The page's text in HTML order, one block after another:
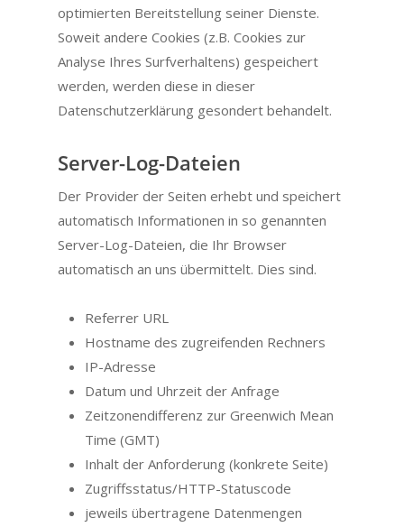
optimierten Bereitstellung seiner Dienste.
Soweit andere Cookies (z.B. Cookies zur
Analyse Ihres Surfverhaltens) gespeichert
werden, werden diese in dieser
Datenschutzerklärung gesondert behandelt.
Server-Log-Dateien
Der Provider der Seiten erhebt und speichert
automatisch Informationen in so genannten
Server-Log-Dateien, die Ihr Browser
automatisch an uns übermittelt. Dies sind.
Referrer URL
Hostname des zugreifenden Rechners
IP-Adresse
Datum und Uhrzeit der Anfrage
Zeitzonendifferenz zur Greenwich Mean
Time (GMT)
Inhalt der Anforderung (konkrete Seite)
Zugriffsstatus/HTTP-Statuscode
jeweils übertragene Datenmengen